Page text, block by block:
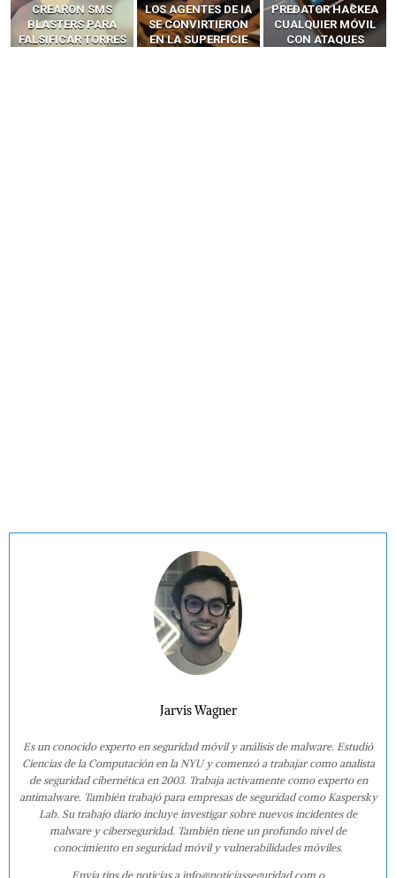
LOS AGENTES DE IA
SE CONVIRTIERON
EN LA SUPERFICIE
PREDATOR HACKEA
CUALQUIER MÓVIL
CON ATAQUES
Y LLAMADAS
MÓVILES SIN
‘HACKEAR’ — EL
Jarvis Wagner
Es un conocido experto en seguridad móvil y análisis de malware. Estudió
Ciencias de la Computación en la NYU y comenzó a trabajar como analista
de seguridad cibernética en 2003. Trabaja activamente como experto en
antimalware. También trabajó para empresas de seguridad como Kaspersky
Lab. Su trabajo diario incluye investigar sobre nuevos incidentes de
malware y ciberseguridad. También tiene un profundo nivel de
conocimiento en seguridad móvil y vulnerabilidades móviles.
Envía tips de noticias a info@noticiasseguridad.com o